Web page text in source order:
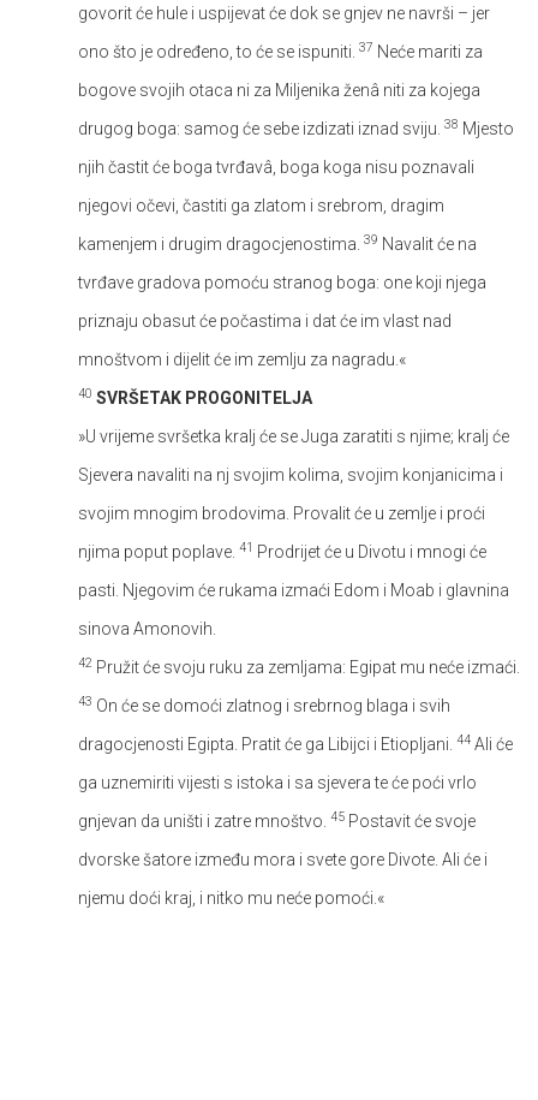
govorit će hule i uspijevat će dok se gnjev ne navrši – jer
ono što je određeno, to će se ispuniti. 37 Neće mariti za
bogove svojih otaca ni za Miljenika ženâ niti za kojega
drugog boga: samog će sebe izdizati iznad sviju. 38 Mjesto
njih častit će boga tvrđavâ, boga koga nisu poznavali
njegovi očevi, častiti ga zlatom i srebrom, dragim
kamenjem i drugim dragocjenostima. 39 Navalit će na
tvrđave gradova pomoću stranog boga: one koji njega
priznaju obasut će počastima i dat će im vlast nad
mnoštvom i dijelit će im zemlju za nagradu.«
40 SVRŠETAK PROGONITELJA
»U vrijeme svršetka kralj će se Juga zaratiti s njime; kralj će
Sjevera navaliti na nj svojim kolima, svojim konjanicima i
svojim mnogim brodovima. Provalit će u zemlje i proći
njima poput poplave. 41 Prodrijet će u Divotu i mnogi će
pasti. Njegovim će rukama izmaći Edom i Moab i glavnina
sinova Amonovih.
42 Pružit će svoju ruku za zemljama: Egipat mu neće izmaći.
43 On će se domoći zlatnog i srebrnog blaga i svih
dragocjenosti Egipta. Pratit će ga Libijci i Etiopljani. 44 Ali će
ga uznemiriti vijesti s istoka i sa sjevera te će poći vrlo
gnjevan da uništi i zatre mnoštvo. 45 Postavit će svoje
dvorske šatore između mora i svete gore Divote. Ali će i
njemu doći kraj, i nitko mu neće pomoći.«